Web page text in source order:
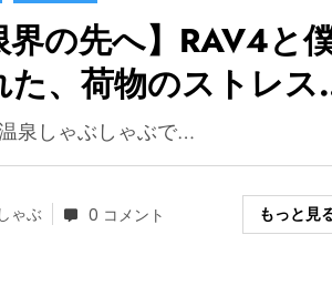
界の先へ】RAV4と
た、荷物のストレス
る「本当のソロキャ
論」
泉しゃぶしゃぶで…
ゃぶ 0 コメント もっと見